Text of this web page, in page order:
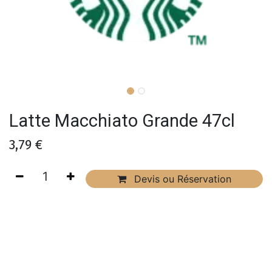
Latte Macchiato Grande 47cl
3,79 €
Devis ou Réservation